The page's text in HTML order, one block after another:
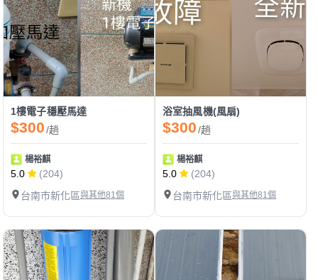
1樓電子穩壓馬達
$300/趟
楊裕麒
5.0
(204)
台南市新化區與其他81個
浴室抽風機(風扇)
$300/趟
楊裕麒
5.0
(204)
台南市新化區與其他81個